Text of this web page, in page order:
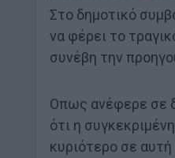
Στο δημοτικό
να φέρει το
συνέβη την
Οπως ανέφερε σε
ότι η
κυριότερο σε